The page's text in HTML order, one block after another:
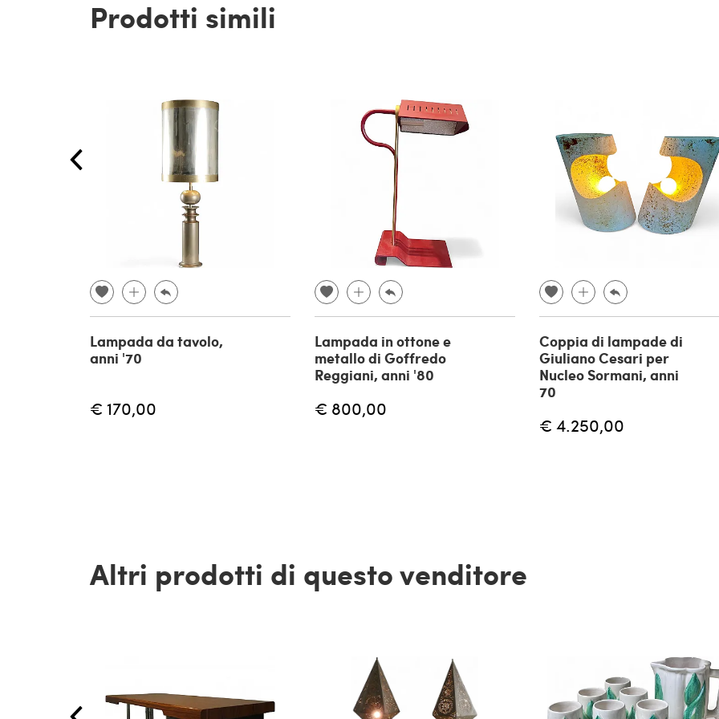
Prodotti simili
Lampada da tavolo,
anni '70
€ 170,00
Lampada in ottone e
metallo di Goffredo
Reggiani, anni '80
€ 800,00
Coppia di lampade di
Giuliano Cesari per
Nucleo Sormani, anni
70
€ 4.250,00
Altri prodotti di questo venditore